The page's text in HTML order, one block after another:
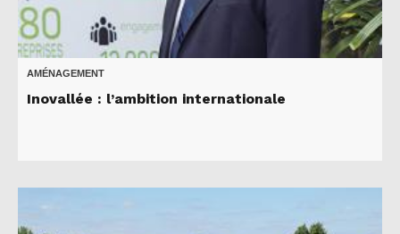
AMÉNAGEMENT
Inovallée : l’ambition internationale